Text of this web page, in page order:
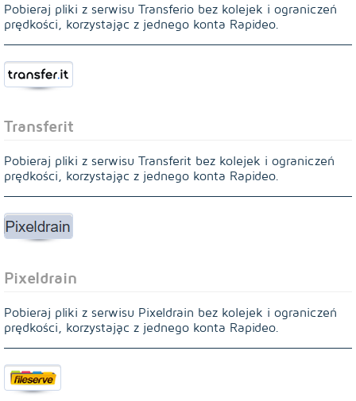
Pobieraj pliki z serwisu Transferio bez kolejek i ograniczeń
prędkości, korzystając z jednego konta Rapideo.
Transferit
Pobieraj pliki z serwisu Transferit bez kolejek i ograniczeń
prędkości, korzystając z jednego konta Rapideo.
Pixeldrain
Pobieraj pliki z serwisu Pixeldrain bez kolejek i ograniczeń
prędkości, korzystając z jednego konta Rapideo.